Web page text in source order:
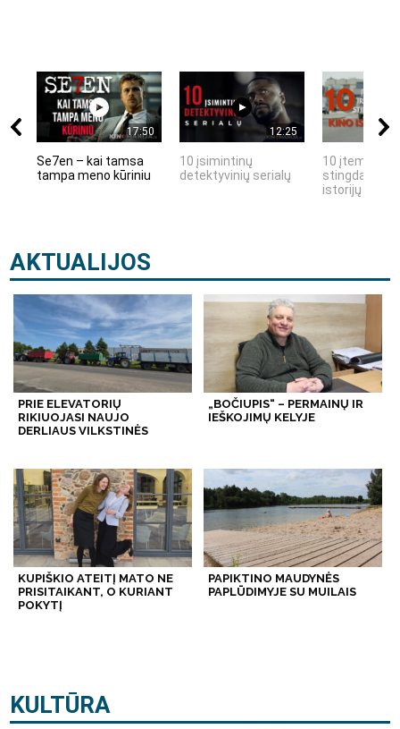
17:50
Se7en – kai tamsa
tampa meno kūriniu
12:25
10 įsimintinų
detektyvinių serialų
10 įtemptų,
stingdančių
istorijų
AKTUALIJOS
PRIE ELEVATORIŲ
RIKIUOJASI NAUJO
DERLIAUS VILKSTINĖS
„BOČIUPIS“ – PERMAINŲ IR
IEŠKOJIMŲ KELYJE
KUPIŠKIO ATEITĮ MATO NE
PRISITAIKANT, O KURIANT
POKYTĮ
PAPIKTINO MAUDYNĖS
PAPLŪDIMYJE SU MUILAIS
KULTŪRA